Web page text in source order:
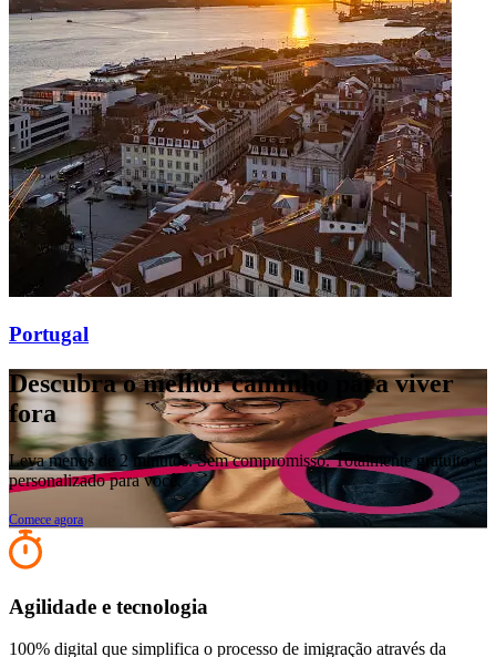
Portugal
Descubra o melhor caminho para viver
fora
Leva menos de 2 minutos. Sem compromisso. Totalmente gratuito e
personalizado para você.
Comece agora
Agilidade e tecnologia
100% digital que simplifica o processo de imigração através da